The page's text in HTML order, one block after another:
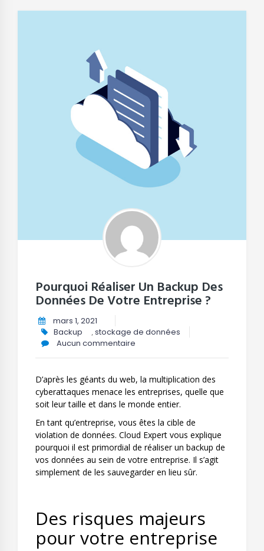
Pourquoi Réaliser Un Backup Des
Données De Votre Entreprise ?
mars 1, 2021
Backup
,stockage de données
Aucun commentaire
D’après les géants du web, la multiplication des
cyberattaques menace les entreprises, quelle que
soit leur taille et dans le monde entier.
En tant qu’entreprise, vous êtes la cible de
violation de données. Cloud Expert vous explique
pourquoi il est primordial de réaliser un backup de
vos données au sein de votre entreprise. Il s’agit
simplement de les sauvegarder en lieu sûr.
Des risques majeurs
pour votre entreprise